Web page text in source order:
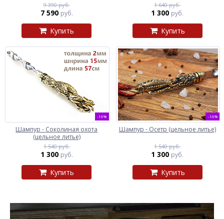
9 390 руб.
7 590 руб.
Купить
1 640 руб.
1 300 руб.
Купить
-16%
Шампур - Соколиная охота
(цельное литье)
1 540 руб.
1 300 руб.
Купить
-16%
Шампур - Осетр (цельное литье)
1 540 руб.
1 300 руб.
Купить